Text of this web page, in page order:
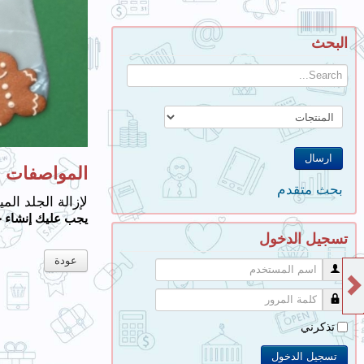
ا
ل
ت
ع
ل
ي
م
ا
ت
و
ا
ي
ن
ا
ل
م
ت
ج
البحث
بحث متقدم
تسجيل الدخول
اسم المستخدم
كلمة المرور
تذكرني
تسجيل الدخول
المواصفات
لإزالة الجلد
يجب عليك
عودة